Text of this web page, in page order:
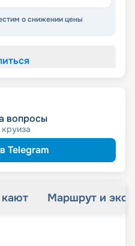
о снижении цены
вопросы
Telegram
Маршрут и